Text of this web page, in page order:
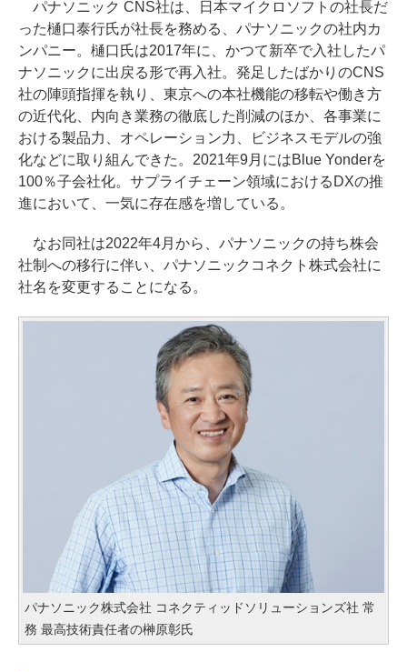
パナソニック CNS社は、日本マイクロソフトの社長だ
った樋口泰行氏が社長を務める、パナソニックの社内カ
ンパニー。樋口氏は2017年に、かつて新卒で入社したパ
ナソニックに出戻る形で再入社。発足したばかりのCNS
社の陣頭指揮を執り、東京への本社機能の移転や働き方
の近代化、内向き業務の徹底した削減のほか、各事業に
おける製品力、オペレーション力、ビジネスモデルの強
化などに取り組んできた。2021年9月にはBlue Yonderを
100％子会社化。サプライチェーン領域におけるDXの推
進において、一気に存在感を増している。
なお同社は2022年4月から、パナソニックの持ち株会
社制への移行に伴い、パナソニックコネクト株式会社に
社名を変更することになる。
パナソニック株式会社 コネクティッドソリューションズ社 常
務 最高技術責任者の榊原彰氏